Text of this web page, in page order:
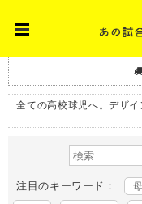
全ての高校球児へ。デザ
注目のキーワード：